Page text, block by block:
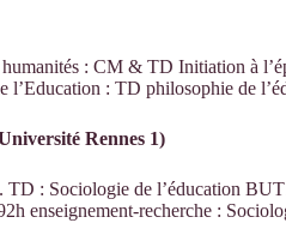
: CM & TD Initiation à
l’Education : TD philosophie de
Rennes 1)
: Sociologie de l’éducation
enseignement-recherche :